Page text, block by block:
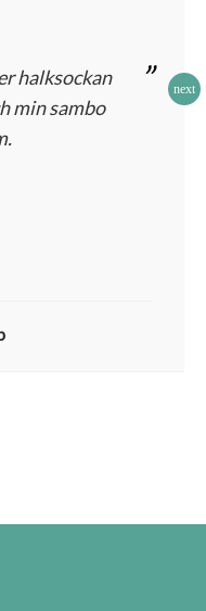
halksockan
min sambo
”